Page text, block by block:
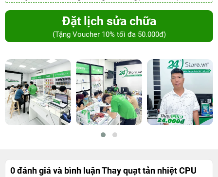
Đặt lịch sửa chữa
(Tặng Voucher 10% tối đa 50.000đ)
0 đánh giá và bình luậnThay quạt tản nhiệt CPU